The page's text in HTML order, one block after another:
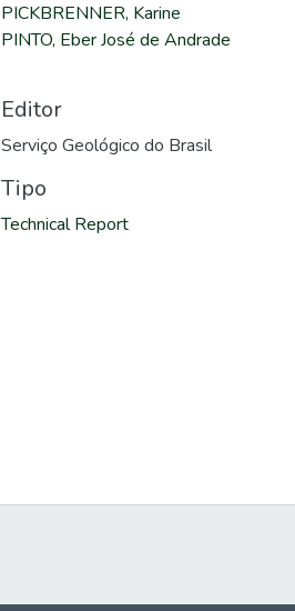
PICKBRENNER, Karine
PINTO, Eber José de Andrade
Editor
Serviço Geológico do Brasil
Tipo
Technical Report